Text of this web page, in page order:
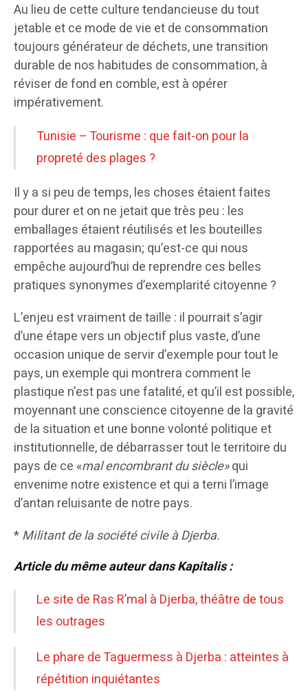
Au lieu de cette culture tendancieuse du tout
jetable et ce mode de vie et de consommation
toujours générateur de déchets, une transition
durable de nos habitudes de consommation, à
réviser de fond en comble, est à opérer
impérativement.
Tunisie – Tourisme : que fait-on pour la
propreté des plages ?
Il y a si peu de temps, les choses étaient faites
pour durer et on ne jetait que très peu : les
emballages étaient réutilisés et les bouteilles
rapportées au magasin; qu’est-ce qui nous
empêche aujourd’hui de reprendre ces belles
pratiques synonymes d’exemplarité citoyenne ?
L’enjeu est vraiment de taille : il pourrait s’agir
d’une étape vers un objectif plus vaste, d’une
occasion unique de servir d’exemple pour tout le
pays, un exemple qui montrera comment le
plastique n’est pas une fatalité, et qu’il est possible,
moyennant une conscience citoyenne de la gravité
de la situation et une bonne volonté politique et
institutionnelle, de débarrasser tout le territoire du
pays de ce «mal encombrant du siècle»qui
envenime notre existence et qui a terni l’image
d’antan reluisante de notre pays.
*Militant de la société civile à Djerba.
Article du même auteur dans Kapitalis :
Le site de Ras R’mal à Djerba, théâtre de tous
les outrages
Le phare de Taguermess à Djerba : atteintes à
répétition inquiétantes